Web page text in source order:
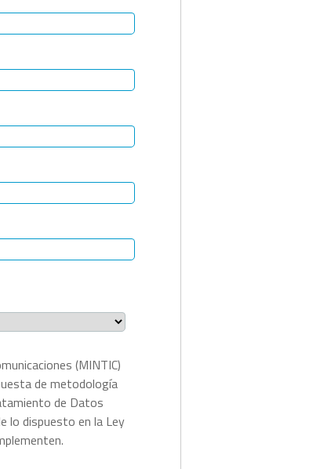
(MINTIC)
de metodología
de Datos
lo dispuesto en la Ley